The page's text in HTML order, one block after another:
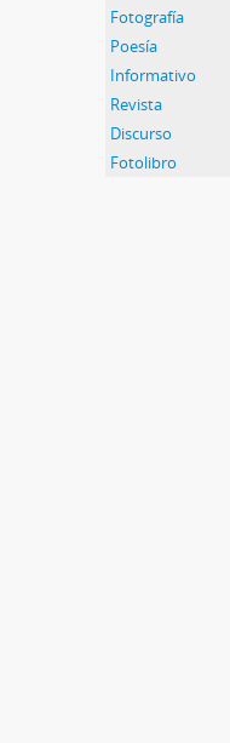
Fotografía
Poesía
Informativo
Revista
Discurso
Fotolibro